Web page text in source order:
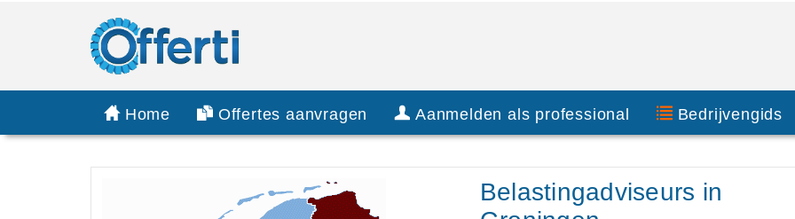
Home Offertes aanvragen Aanmelden als professional Bedrijvengids
Belastingadviseurs in